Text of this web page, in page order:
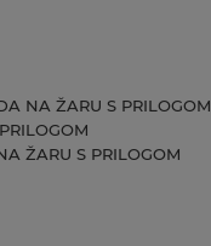
NA ŽARU S PRILOGOM
ŽARU S PRILOGOM